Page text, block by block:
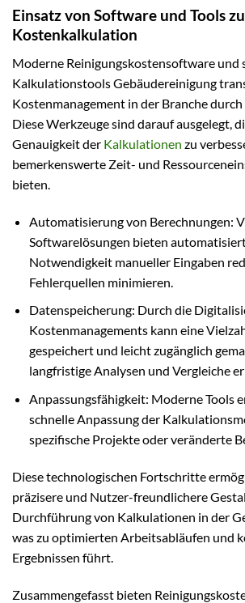
Einsatz von Software und Tools
Kostenkalkulation
Moderne Reinigungskostensoftware und
Kalkulationstools Gebäudereinigung
Kostenmanagement in der Branche
Diese Werkzeuge sind darauf ausgelegt,
Genauigkeit der Kalkulationen zu
bemerkenswerte Zeit- und
bieten.
Automatisierung von Berechnungen:
Softwarelösungen bieten
Notwendigkeit manueller Eingaben
Fehlerquellen minimieren.
Datenspeicherung: Durch die
Kostenmanagements kann eine
gespeichert und leicht zugänglich
langfristige Analysen und Vergleiche
Anpassungsfähigkeit: Moderne Tools
schnelle Anpassung der
spezifische Projekte oder veränderte
Diese technologischen Fortschritte
präzisere und Nutzer-freundlichere
Durchführung von Kalkulationen in der
was zu optimierten Arbeitsabläufen und
Ergebnissen führt.
Zusammengefasst bieten